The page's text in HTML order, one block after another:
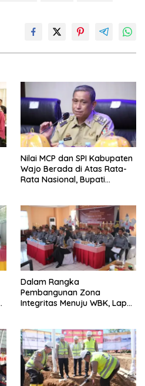
Nilai MCP dan SPI Kabupaten
Wajo Berada di Atas Rata-
Rata Nasional, Bupati
Dalam Rangka
Pembangunan Zona
Integritas Menuju WBK, Lapas
Tim Penilai Mandiri